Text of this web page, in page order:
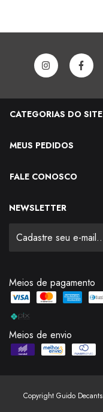
CATEGORIAS DO SITE
MEUS PEDIDOS
FALE CONOSCO
NEWSLETTER
Meios de pagamento
Meios de envio
Copyright Guido